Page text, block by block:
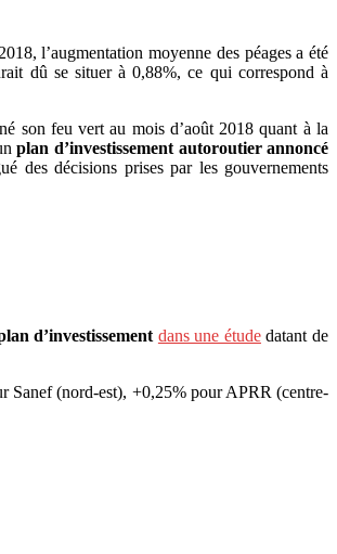
l’augmentation moyenne des péages a été
dû se situer à 0,88%, ce qui correspond à
son feu vert au mois d’août 2018 quant à la
plan d’investissement autoroutier annoncé
des décisions prises par les gouvernements
d’investissement dans une étudedatant de
Sanef (nord-est), +0,25% pour APRR (centre-